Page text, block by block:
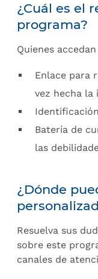
¿Cuál es el
programa?
Quienes
Enlace para
vez hecha la
Batería de
las
¿Dónde
Resuelva sus
sobre este
canales de